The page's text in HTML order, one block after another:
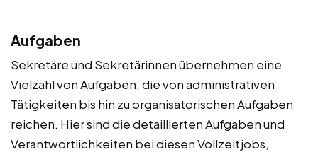
Aufgaben
Sekretäre und Sekretärinnen übernehmen eine
Vielzahl von Aufgaben, die von administrativen
Tätigkeiten bis hin zu organisatorischen Aufgaben
reichen. Hier sind die detaillierten Aufgaben und
Verantwortlichkeiten bei diesen Vollzeitjobs,